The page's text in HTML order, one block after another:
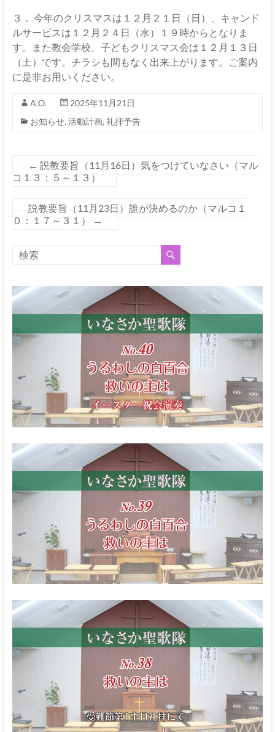
３． 今年のクリスマスは１２月２１日（日）、キャンド
ルサービスは１２月２４日（水）１９時からとなりま
す。また教会学校、子どもクリスマス会は１２月１３日
（土）です。チラシも間もなく出来上がります。ご案内
に是非お用いください。
A.O.
2025年11月21日
お知らせ, 活動計画, 礼拝予告
← 説教要旨（11月16日）気をつけていなさい（マル
コ１３：５～１３）
説教要旨（11月23日）誰が決めるのか（マルコ１
０：１７～３１）
→